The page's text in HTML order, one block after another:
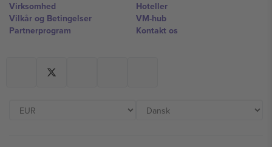
Virksomhed
Vilkår og Betingelser
Partnerprogram
Hoteller
VM-hub
Kontakt os